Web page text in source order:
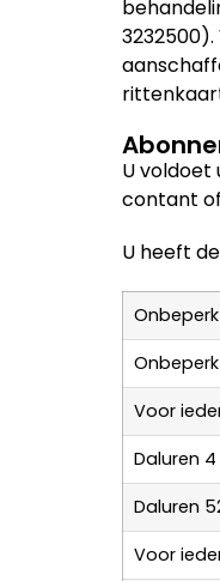
U voldoet
contant
U heeft
Voor
Daluren
Daluren
Voor